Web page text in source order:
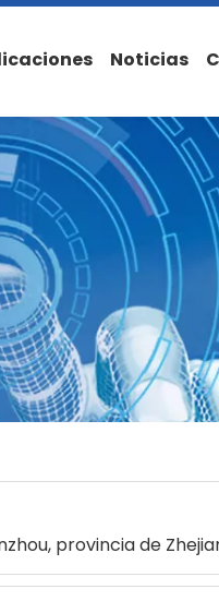
Noticias
provincia de